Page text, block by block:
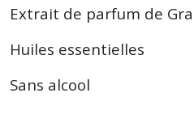
Extrait de parfum de
Huiles essentielles
Sans alcool